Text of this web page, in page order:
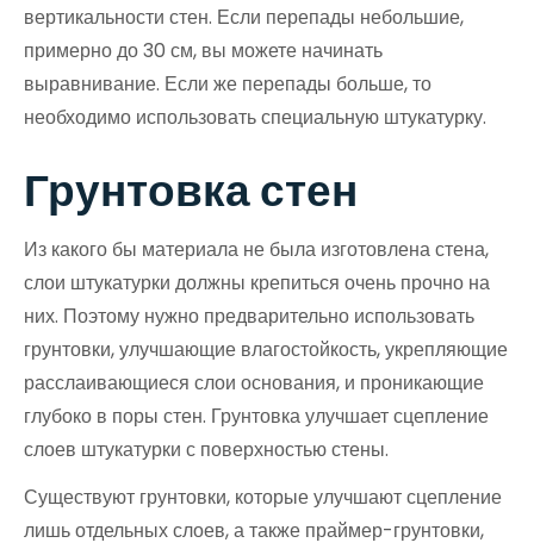
вертикальности стен. Если перепады небольшие,
примерно до 30 см, вы можете начинать
выравнивание. Если же перепады больше, то
необходимо использовать специальную штукатурку.
Грунтовка стен
Из какого бы материала не была изготовлена стена,
слои штукатурки должны крепиться очень прочно на
них. Поэтому нужно предварительно использовать
грунтовки, улучшающие влагостойкость, укрепляющие
расслаивающиеся слои основания, и проникающие
глубоко в поры стен. Грунтовка улучшает сцепление
слоев штукатурки с поверхностью стены.
Существуют грунтовки, которые улучшают сцепление
лишь отдельных слоев, а также праймер-грунтовки,